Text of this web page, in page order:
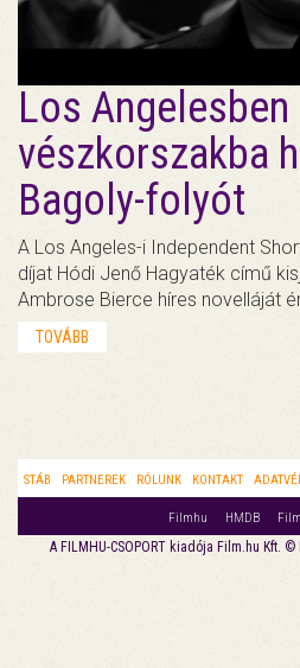
Los
vészkorszakba
Bagoly-folyót
A Los Angeles-i Independent
díjat Hódi Jenő Hagyaték című
Ambrose Bierce híres novelláját
TOVÁBB
STÁB PARTNEREK RÓLUNK KONTAKT
Filmhu HMDB
A FILMHU-CSOPORT kiadója Film.hu Kft.